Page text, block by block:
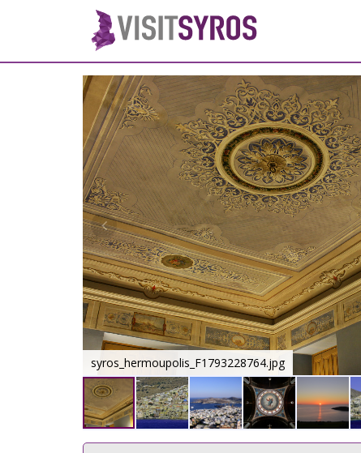
syros_hermoupolis_F1793228764.jpg